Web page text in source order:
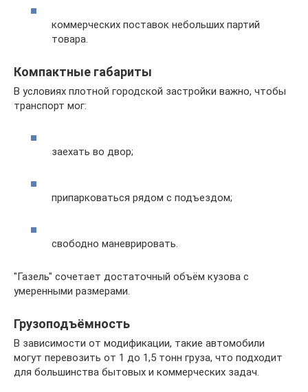
коммерческих поставок небольших партий
товара.
Компактные габариты
В условиях плотной городской застройки важно, чтобы
транспорт мог:
заехать во двор;
припарковаться рядом с подъездом;
свободно маневрировать.
"Газель" сочетает достаточный объём кузова с
умеренными размерами.
Грузоподъёмность
В зависимости от модификации, такие автомобили
могут перевозить от 1 до 1,5 тонн груза, что подходит
для большинства бытовых и коммерческих задач.